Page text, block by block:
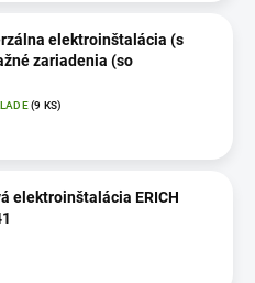
elektroinštalácia (s
zariadenia (so
(9 KS)
elektroinštalácia ERICH